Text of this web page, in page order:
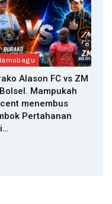
Alason FC vs ZM
Mampukah
menembus
Pertahanan